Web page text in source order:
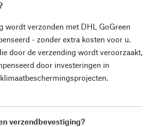
wordt verzonden met DHL GoGreen
- zonder extra kosten voor u.
door de verzending wordt veroorzaakt,
door investeringen in
verzendbevestiging?